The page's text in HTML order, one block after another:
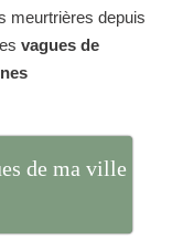
meurtrières depuis
vagues de
de ma ville